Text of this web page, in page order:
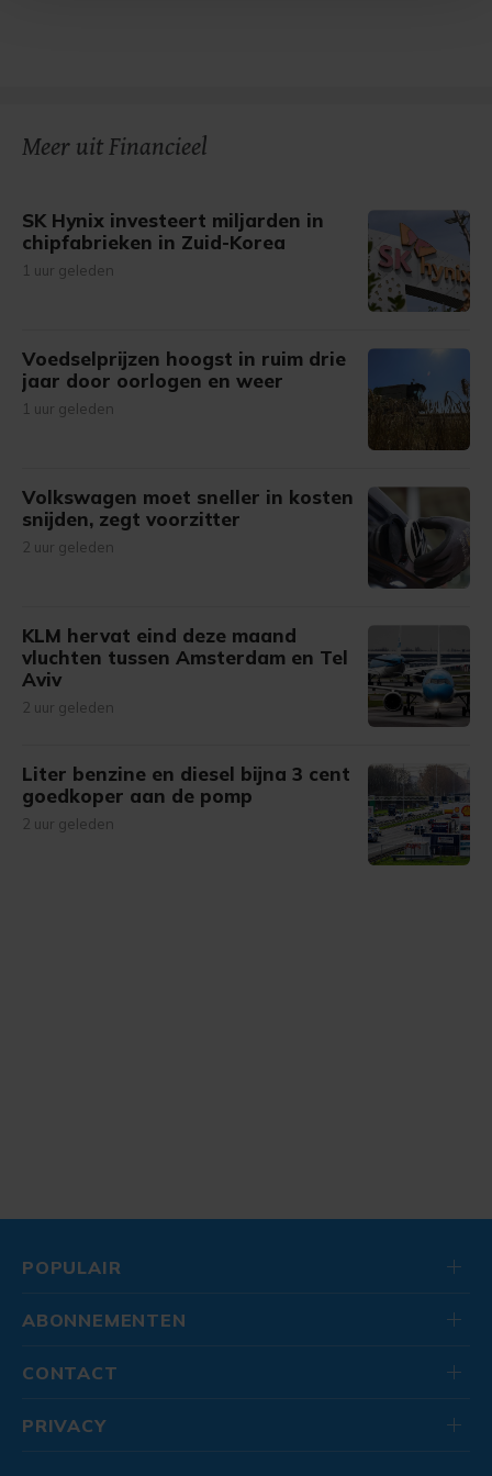
Meer uit Financieel
SK Hynix investeert miljarden in
chipfabrieken in Zuid-Korea
1 uur geleden
Voedselprijzen hoogst in ruim drie
jaar door oorlogen en weer
1 uur geleden
Volkswagen moet sneller in kosten
snijden, zegt voorzitter
2 uur geleden
KLM hervat eind deze maand
vluchten tussen Amsterdam en Tel
Aviv
2 uur geleden
Liter benzine en diesel bijna 3 cent
goedkoper aan de pomp
2 uur geleden
POPULAIR
ABONNEMENTEN
CONTACT
PRIVACY